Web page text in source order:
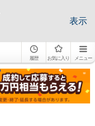
表示
履歴 お気に入り メニュー